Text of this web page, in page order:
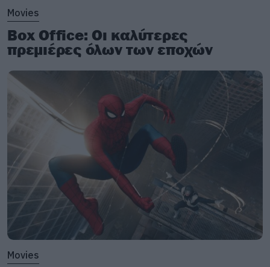
Movies
Box Office: Οι καλύτερες
πρεμιέρες όλων των εποχών
Movies